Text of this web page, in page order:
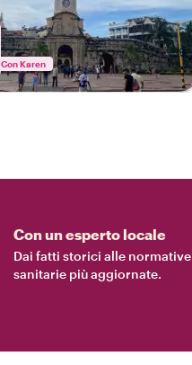
Con Karen
Con un esperto locale
Dai fatti storici alle normative
sanitarie più aggiornate.